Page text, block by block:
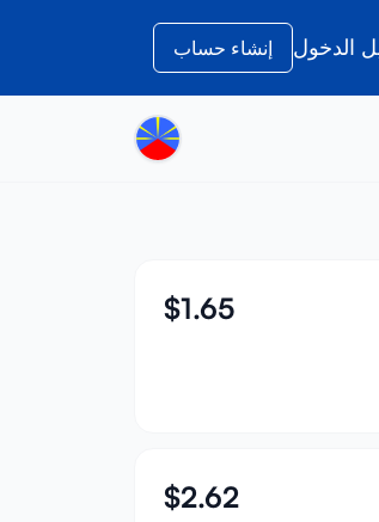
الدخول إنشاء حساب
$1.65
$2.62